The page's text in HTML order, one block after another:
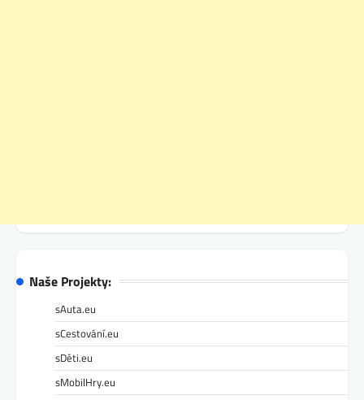
Naše Projekty:
sAuta.eu
sCestování.eu
sDěti.eu
sMobilHry.eu